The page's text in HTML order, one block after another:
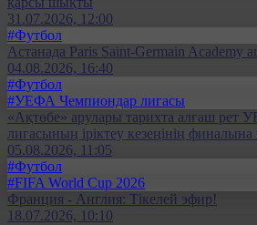
31.07.2026, 12:00
#Футбол
Астанада Paris Saint-Germain Academy
04.08.2026, 16:40
#Футбол
#УЕФА Чемпиондар лигасы
«Ақтөбе» арулары тарихта алғаш рет
лигасының іріктеу кезеңінің
05.08.2026, 11:05
#Футбол
#FIFA World Cup 2026
Франция - Англия: Тікелей эфир!
18.07.2026, 10:10